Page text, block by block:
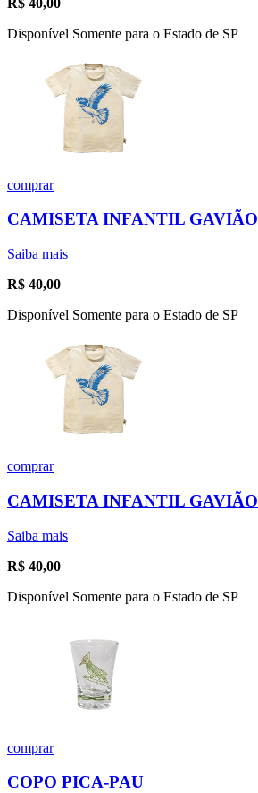
Disponível Somente para o Estado de SP
comprar
CAMISETA INFANTIL GAVIÃO
Saiba mais
R$ 40,00
Disponível Somente para o Estado de SP
comprar
CAMISETA INFANTIL GAVIÃO
Saiba mais
R$ 40,00
Disponível Somente para o Estado de SP
comprar
COPO PICA-PAU